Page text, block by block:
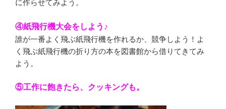
に作らせてみよう。
④紙飛行機大会をしよう♪
誰が一番よく飛ぶ紙飛行機を作れるか、競争しよう！よ
く飛ぶ紙飛行機の折り方の本を図書館から借りてきてみ
よう。
⑤工作に飽きたら、クッキングも。